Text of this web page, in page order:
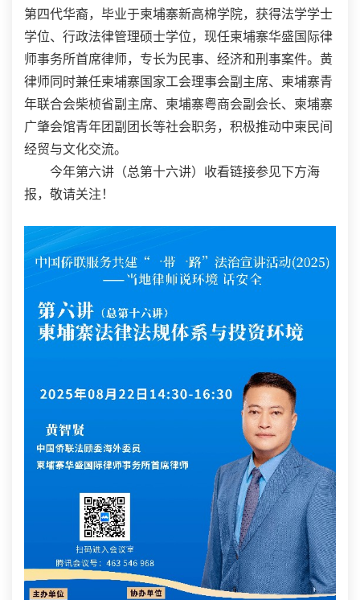
第四代华裔，毕业于柬埔寨新高棉学院，获得法学学士
学位、行政法律管理硕士学位，现任柬埔寨华盛国际律
师事务所首席律师，专长为民事、经济和刑事案件。黄
律师同时兼任柬埔寨国家工会理事会副主席、柬埔寨青
年联合会柴桢省副主席、柬埔寨粤商会副会长、柬埔寨
广肇会馆青年团副团长等社会职务，积极推动中柬民间
经贸与文化交流。
今年第六讲（总第十六讲）收看链接参见下方海
报，敬请关注！